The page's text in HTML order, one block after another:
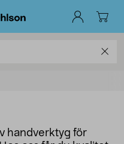
handverktyg för